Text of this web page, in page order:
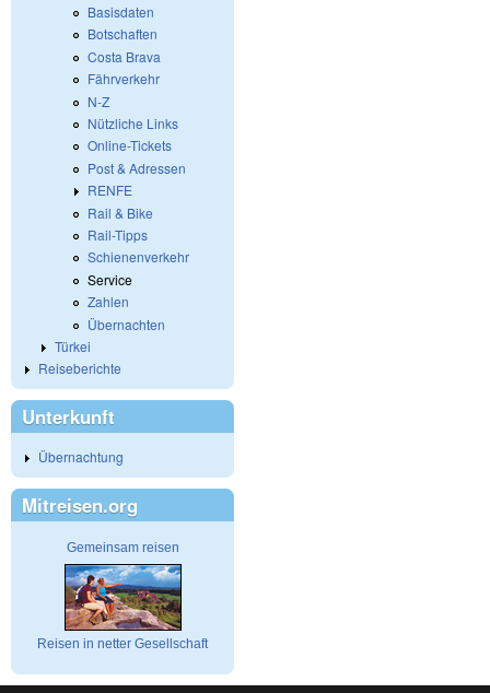
Basisdaten
Botschaften
Costa Brava
Fährverkehr
N-Z
Nützliche Links
Online-Tickets
Post & Adressen
RENFE
Rail & Bike
Rail-Tipps
Schienenverkehr
Service
Zahlen
Übernachten
Türkei
Reiseberichte
Unterkunft
Übernachtung
Mitreisen.org
Gemeinsam reisen
Reisen in netter Gesellschaft